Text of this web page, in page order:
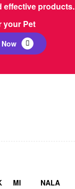
effective products.
your Pet
MI
NALA